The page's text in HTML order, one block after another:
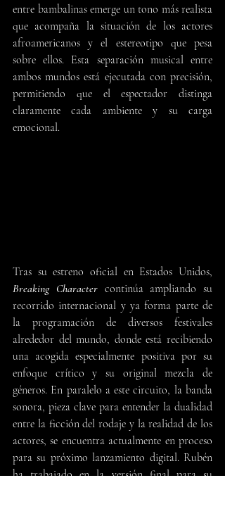
entre bambalinas emerge un tono más realista
que acompaña la situación de los actores
afroamericanos y el estereotipo que pesa
sobre ellos. Esta separación musical entre
ambos mundos está ejecutada con precisión,
permitiendo que el espectador distinga
claramente cada ambiente y su carga
emocional.
Breaking Character continúa ampliando su
recorrido internacional y ya forma parte de
la programación de diversos festivales
alrededor del mundo, donde está recibiendo
una acogida especialmente positiva por su
enfoque crítico y su original mezcla de
géneros. En paralelo a este circuito, la banda
sonora, pieza clave para entender la dualidad
entre la ficción del rodaje y la realidad de los
actores, se encuentra actualmente en proceso
para su próximo lanzamiento digital. Rubén
ha trabajado en la versión final para su